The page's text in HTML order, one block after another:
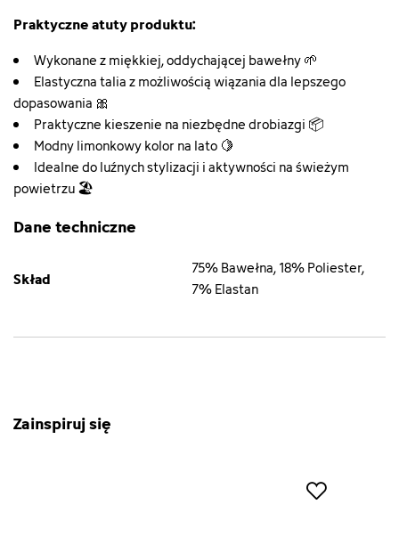
Praktyczne atuty produktu:
Wykonane z miękkiej, oddychającej bawełny 🌱
Elastyczna talia z możliwością wiązania dla lepszego
dopasowania 🎀
Praktyczne kieszenie na niezbędne drobiazgi 📦
Modny limonkowy kolor na lato 🍋
Idealne do luźnych stylizacji i aktywności na świeżym
powietrzu 🏖️
Dane techniczne
Skład
75% Bawełna, 18% Poliester,
7% Elastan
Zainspiruj się